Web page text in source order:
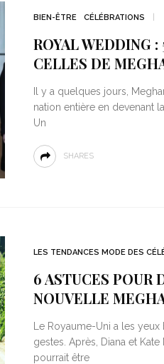
BIEN-ÊTRE CÉLÉBRATIONS
ROYAL WEDDING
CELLES DE
Il y a quelques jours,
nation entière en devenant
Un
SHARES
LES TENDANCES MODE DES
6 ASTUCES POUR
NOUVELLE
Le Royaume-Uni a les
gestes. Après, Diana et
pourrait être